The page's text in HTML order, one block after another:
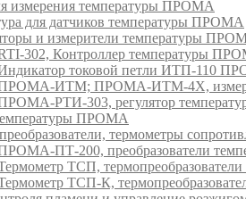
измерения температуры ПРОМА
для датчиков температуры ПРОМА
и измерители температуры
302, Контроллер температуры
токовой петли ИТП-110
ИТМ; ПРОМА-ИТМ-4Х,
РТИ-303, регулятор
ПРОМА
термометры
ПТ-200, преобразователи
ТСП,
ТСП-К,